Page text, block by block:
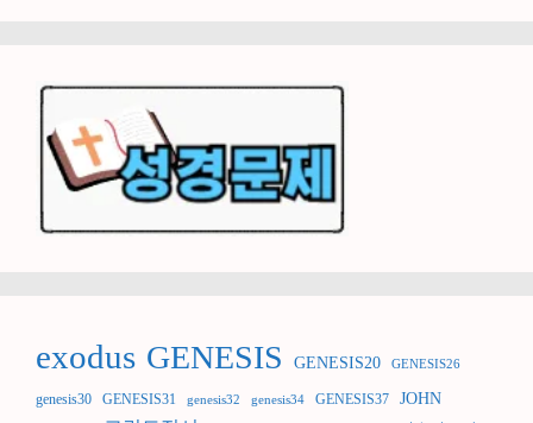
exodus GENESIS GENESIS20 GENESIS26
genesis30 GENESIS31 genesis32 genesis34 GENESIS37 JOHN